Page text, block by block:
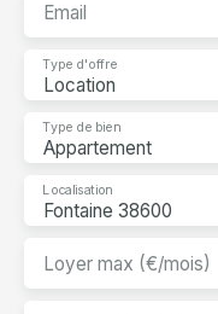
Email
Location
Type d'offre
Appartement
Type de bien
Fontaine 38600
Localisation
Loyer max (€/mois)